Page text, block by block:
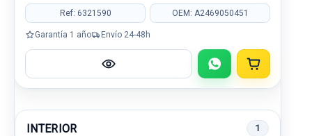
Ref: 6321590 OEM: A2469050451
Garantía 1 año Envío 24-48h
INTERIOR 1